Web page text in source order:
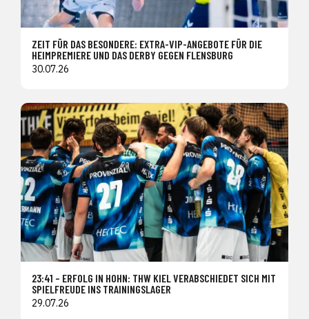
ZEIT FÜR DAS BESONDERE: EXTRA-VIP-ANGEBOTE FÜR DIE
HEIMPREMIERE UND DAS DERBY GEGEN FLENSBURG
30.07.26
23:41 – ERFOLG IN HOHN: THW KIEL VERABSCHIEDET SICH MIT
SPIELFREUDE INS TRAININGSLAGER
29.07.26